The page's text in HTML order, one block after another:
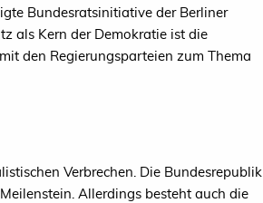
Bundesratsinitiative der Berliner
als Kern der Demokratie ist die
den Regierungsparteien zum Thema
Verbrechen. Die Bundesrepublik
Allerdings besteht auch die